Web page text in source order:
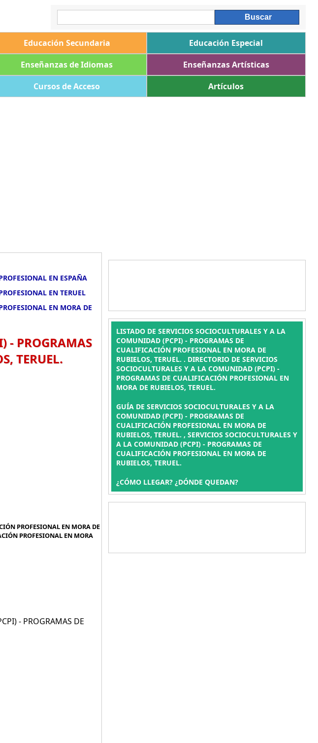
Educación Secundaria
Educación Especial
Enseñanzas de Idiomas
Enseñanzas Artísticas
Cursos de Acceso Artículos
EN ESPAÑA
EN TERUEL
EN MORA DE
- PROGRAMAS
TERUEL.
PROFESIONAL EN MORA DE
PROFESIONAL EN MORA
- PROGRAMAS DE
LISTADO DE SERVICIOS SOCIOCULTURALES Y A LA
COMUNIDAD (PCPI) - PROGRAMAS DE
CUALIFICACIÓN PROFESIONAL EN MORA DE
RUBIELOS, TERUEL. . DIRECTORIO DE SERVICIOS
SOCIOCULTURALES Y A LA COMUNIDAD (PCPI) -
PROGRAMAS DE CUALIFICACIÓN PROFESIONAL EN
MORA DE RUBIELOS, TERUEL.
GUÍA DE SERVICIOS SOCIOCULTURALES Y A LA
COMUNIDAD (PCPI) - PROGRAMAS DE
CUALIFICACIÓN PROFESIONAL EN MORA DE
RUBIELOS, TERUEL. , SERVICIOS SOCIOCULTURALES Y
A LA COMUNIDAD (PCPI) - PROGRAMAS DE
CUALIFICACIÓN PROFESIONAL EN MORA DE
RUBIELOS, TERUEL.
¿CÓMO LLEGAR? ¿DÓNDE QUEDAN?